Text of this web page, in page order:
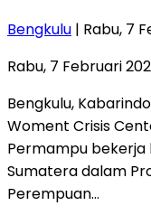
Bengkulu | Rabu, 7
Rabu, 7 Februari
Bengkulu,
Woment Crisis
Permampu bekerja
Sumatera dalam
Perempuan…